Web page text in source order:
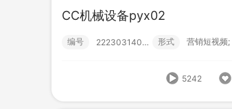
编号
CC机械设备pyx02
编号 222303140004 形式
5242